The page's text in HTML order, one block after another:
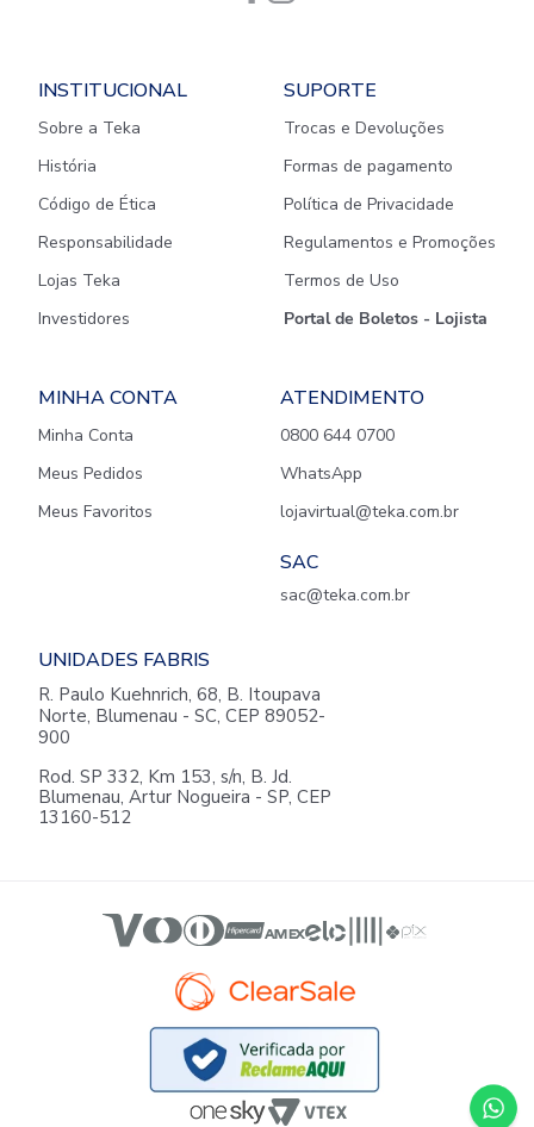
INSTITUCIONAL
Sobre a Teka
História
Código de Ética
Responsabilidade
Lojas Teka
Investidores
SUPORTE
Trocas e Devoluções
Formas de pagamento
Política de Privacidade
Regulamentos e Promoções
Termos de Uso
Portal de Boletos - Lojista
MINHA CONTA
Minha Conta
Meus Pedidos
Meus Favoritos
ATENDIMENTO
0800 644 0700
WhatsApp
lojavirtual@teka.com.br
SAC
sac@teka.com.br
UNIDADES FABRIS
R. Paulo Kuehnrich, 68, B. Itoupava
Norte, Blumenau - SC, CEP 89052-
900
Rod. SP 332, Km 153, s/n, B. Jd.
Blumenau, Artur Nogueira - SP, CEP
13160-512